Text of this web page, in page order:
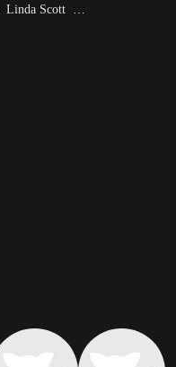
Linda Scott Vic Dana